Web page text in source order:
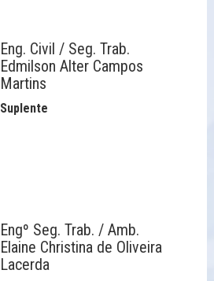
Eng. Civil / Seg. Trab.
Edmilson Alter Campos
Martins
Suplente
Engº Seg. Trab. / Amb.
Elaine Christina de Oliveira
Lacerda